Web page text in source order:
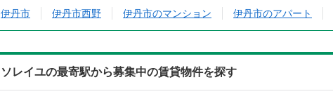
伊丹市 伊丹市西野 伊丹市のマンション 伊丹市のアパート
ソレイユの最寄駅から募集中の賃貸物件を探す